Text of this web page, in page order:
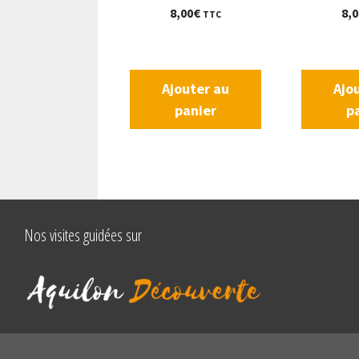
8,00€ TTC
Ajouter au
panier
Nos visites guidées sur